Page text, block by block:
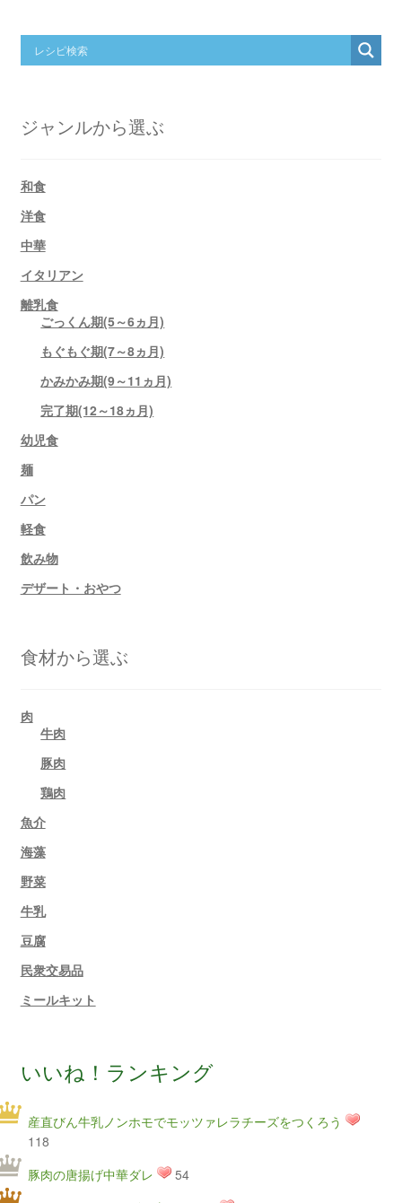
ジャンルから選ぶ
和食
洋食
中華
イタリアン
離乳食
ごっくん期(5～6ヵ月)
もぐもぐ期(7～8ヵ月)
かみかみ期(9～11ヵ月)
完了期(12～18ヵ月)
幼児食
麺
パン
軽食
飲み物
デザート・おやつ
食材から選ぶ
肉
牛肉
豚肉
鶏肉
魚介
海藻
野菜
牛乳
豆腐
民衆交易品
ミールキット
いいね！ランキング
産直びん牛乳ノンホモでモッツァレラチーズをつくろう
118
豚肉の唐揚げ中華ダレ
54